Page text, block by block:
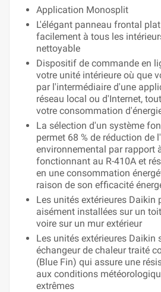
Application Monosplit
L'élégant panneau frontal
facilement à tous les
nettoyable
Dispositif de commande en
votre unité intérieure où que
par l'intermédiaire d'une
réseau local ou d'Internet,
votre consommation
La sélection d'un système
permet 68 % de réduction de
environnemental par rapport
fonctionnant au R-410A et
en une consommation
raison de son efficacité
Les unités extérieures Daikin
aisément installées sur un
voire sur un mur extérieur
Les unités extérieures Daikin
échangeur de chaleur traité
(Blue Fin) qui assure une
aux conditions
extrêmes